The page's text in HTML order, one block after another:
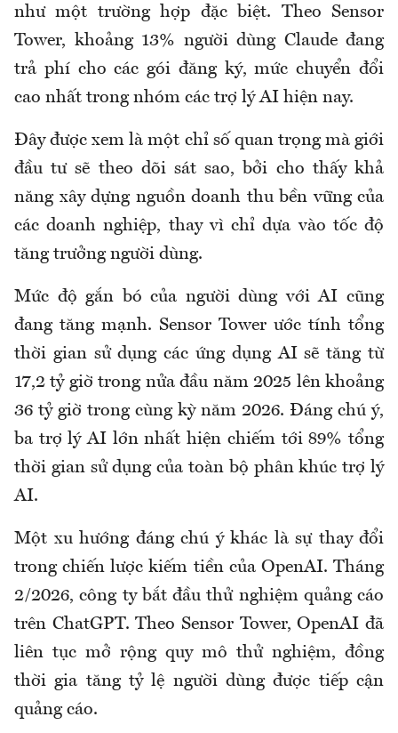
như một trường hợp đặc biệt. Theo Sensor
Tower, khoảng 13% người dùng Claude đang
trả phí cho các gói đăng ký, mức chuyển đổi
cao nhất trong nhóm các trợ lý AI hiện nay.
Đây được xem là một chỉ số quan trọng mà giới
đầu tư sẽ theo dõi sát sao, bởi cho thấy khả
năng xây dựng nguồn doanh thu bền vững của
các doanh nghiệp, thay vì chỉ dựa vào tốc độ
tăng trưởng người dùng.
Mức độ gắn bó của người dùng với AI cũng
đang tăng mạnh. Sensor Tower ước tính tổng
thời gian sử dụng các ứng dụng AI sẽ tăng từ
17,2 tỷ giờ trong nửa đầu năm 2025 lên khoảng
36 tỷ giờ trong cùng kỳ năm 2026. Đáng chú ý,
ba trợ lý AI lớn nhất hiện chiếm tới 89% tổng
thời gian sử dụng của toàn bộ phân khúc trợ lý
AI.
Một xu hướng đáng chú ý khác là sự thay đổi
trong chiến lược kiếm tiền của OpenAI. Tháng
2/2026, công ty bắt đầu thử nghiệm quảng cáo
trên ChatGPT. Theo Sensor Tower, OpenAI đã
liên tục mở rộng quy mô thử nghiệm, đồng
thời gia tăng tỷ lệ người dùng được tiếp cận
quảng cáo.